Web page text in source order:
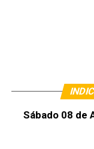
Sábado 08 de